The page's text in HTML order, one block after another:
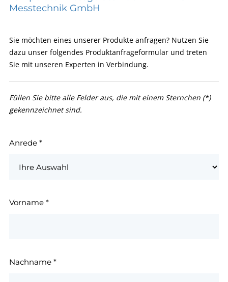
Messtechnik GmbH
Sie möchten eines unserer Produkte anfragen? Nutzen Sie
dazu unser folgendes Produktanfrageformular und treten
Sie mit unseren Experten in Verbindung.
Füllen Sie bitte alle Felder aus, die mit einem Sternchen (*)
gekennzeichnet sind.
Anrede *
Vorname *
Nachname *